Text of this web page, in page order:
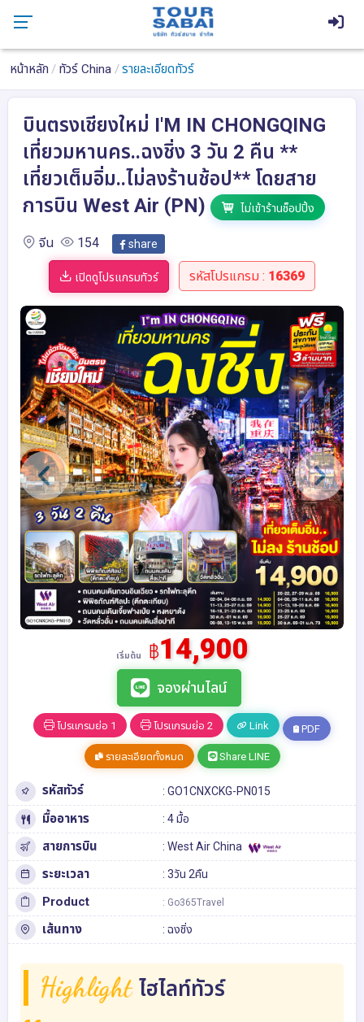
หน้าหลัก ทัวร์ China รายละเอียดทัวร์
บินตรงเชียงใหม่ I'M IN CHONGQING
เที่ยวมหานคร..ฉงชิ่ง 3 วัน 2 คืน **
เที่ยวเต็มอิ่ม..ไม่ลงร้านช้อป** โดยสาย
การบิน West Air (PN)
ไม่เข้าร้านช็อปปิ้ง
จีน 154 share
เปิดดูโปรแกรมทัวร์ รหัสโปรแกรม : 16369
เริ่มต้น ฿14,900
จองผ่านไลน์
โปรแกรมย่อ 1 โปรแกรมย่อ 2 Link PDF
รายละเอียดทั้งหมด Share LINE
รหัสทัวร์ : GO1CNXCKG-PN015
มื้ออาหาร : 4 มื้อ
สายการบิน : West Air China
ระยะเวลา : 3วัน 2คืน
Product : Go365Travel
เส้นทาง : ฉงชิ่ง
Highlight ไฮไลท์ทัวร์